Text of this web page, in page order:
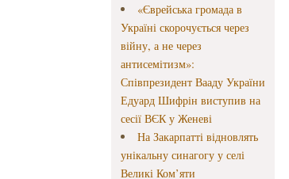
«Єврейська громада в
Україні скорочується через
війну, а не через
антисемітизм»:
Співпрезидент Вааду України
Едуард Шифрін виступив на
сесії ВЄК у Женеві
На Закарпатті відновлять
унікальну синагогу у селі
Великі Ком’яти